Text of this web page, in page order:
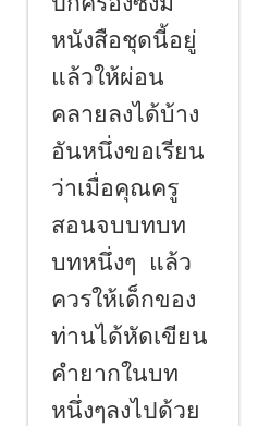
หนังสือชุดนี้อยู่
แล้วให้ผ่อน
คลายลงได้บ้าง
อันหนึ่งขอเรียน
ว่าเมื่อคุณครู
สอนจบบทบท
บทหนึ่งๆ แล้ว
ควรให้เด็กของ
ท่านได้หัดเขียน
คำยากในบท
หนึ่งๆลงไปด้วย